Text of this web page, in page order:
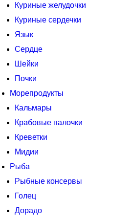
Куриные желудочки
Куриные сердечки
Язык
Сердце
Шейки
Почки
Морепродукты
Кальмары
Крабовые палочки
Креветки
Мидии
Рыба
Рыбные консервы
Голец
Дорадо